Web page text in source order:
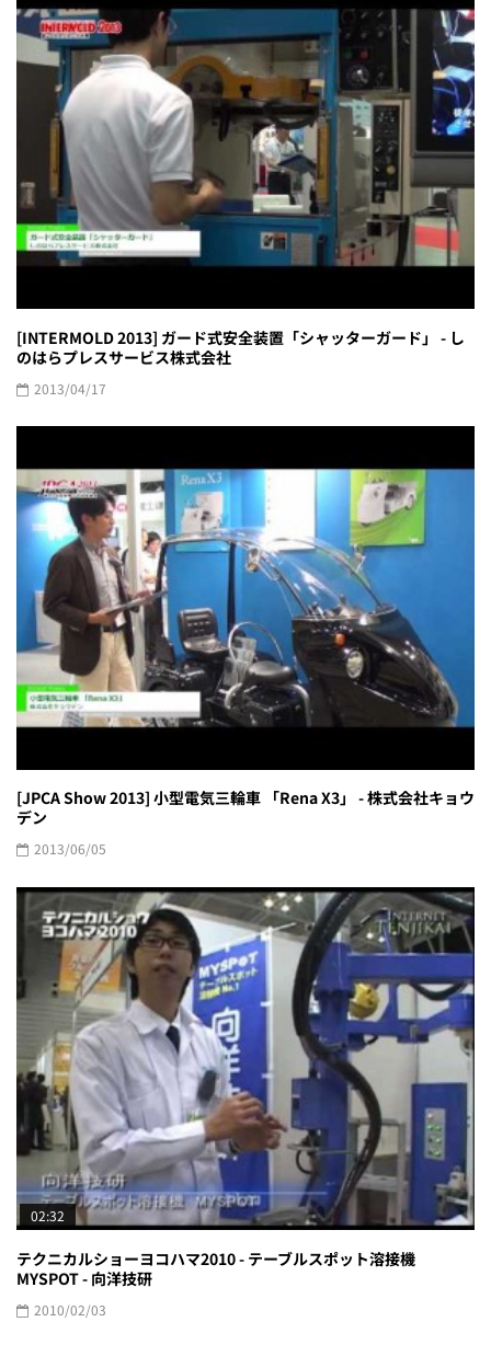
[INTERMOLD 2013] ガード式安全装置「シャッターガード」 - し
のはらプレスサービス株式会社
2013/04/17
[JPCA Show 2013] 小型電気三輪車 「Rena X3」 - 株式会社キョウ
デン
2013/06/05
02:32
テクニカルショーヨコハマ2010 - テーブルスポット溶接機
MYSPOT - 向洋技研
2010/02/03